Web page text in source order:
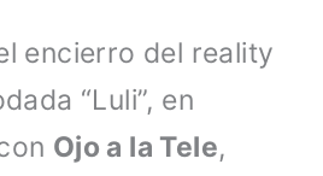
encierro del reality
“Luli”, en
Ojo a la Tele,